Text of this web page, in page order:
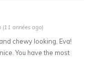
années ago)
chewy looking, Eva!
You have the most